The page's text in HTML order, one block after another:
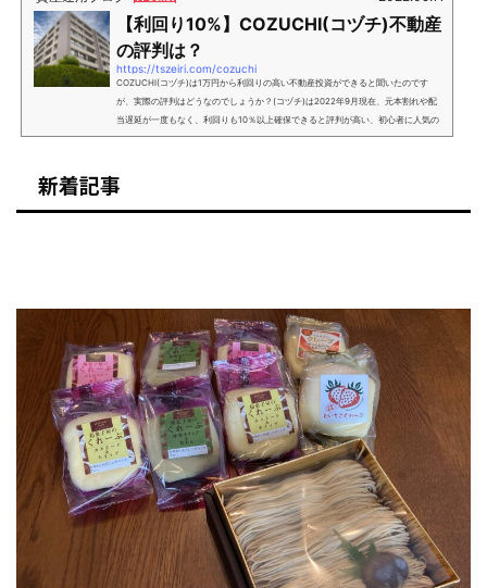
【利回り10%】COZUCHI(コヅチ)不動産
の評判は？
https://tszeiri.com/cozuchi
COZUCHI(コヅチ)は1万円から利回りの高い不動産投資ができると聞いたのです
が、実際の評判はどうなのでしょうか？(コヅチ)は2022年9月現在、元本割れや配
当遅延が一度もなく、利回りも10％以上確保できると評判が高い、初心者に人気の
不動産クラウドファンディングサービスです。は、たったの1万円から投資を始める
産投資に不安をもつ方でも低リスクで手軽に始めることが可能です。 元本割れが起
きていないため、実際に投資している人の評判は良い 想定...
新着記事